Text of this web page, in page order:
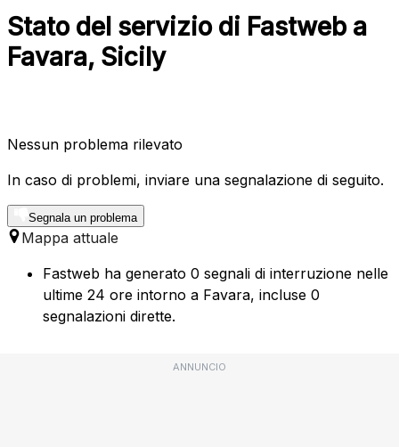
Stato del servizio di Fastweb a
Favara, Sicily
Nessun problema rilevato
In caso di problemi, inviare una segnalazione di seguito.
Segnala un problema
Mappa attuale
Fastweb ha generato 0 segnali di interruzione nelle
ultime 24 ore intorno a Favara, incluse 0
segnalazioni dirette.
ANNUNCIO